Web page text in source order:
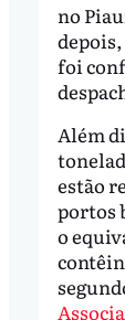
no
foi
Além
estão
portos
o